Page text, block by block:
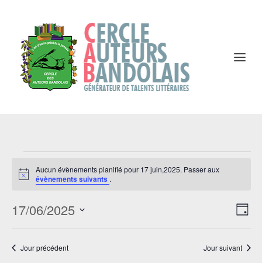
Évènements
for
17
Notice
Aucun évènements planifié pour 17 juin,2025. Passer aux
évènements suivants .
par
de
17/06/2025
Sélectionnez
une
date.
Jour précédent Jour suivant